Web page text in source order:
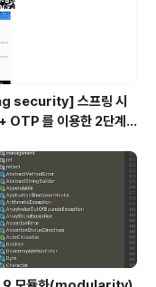
security] 스프링 시
OTP 를 이용한 2단계